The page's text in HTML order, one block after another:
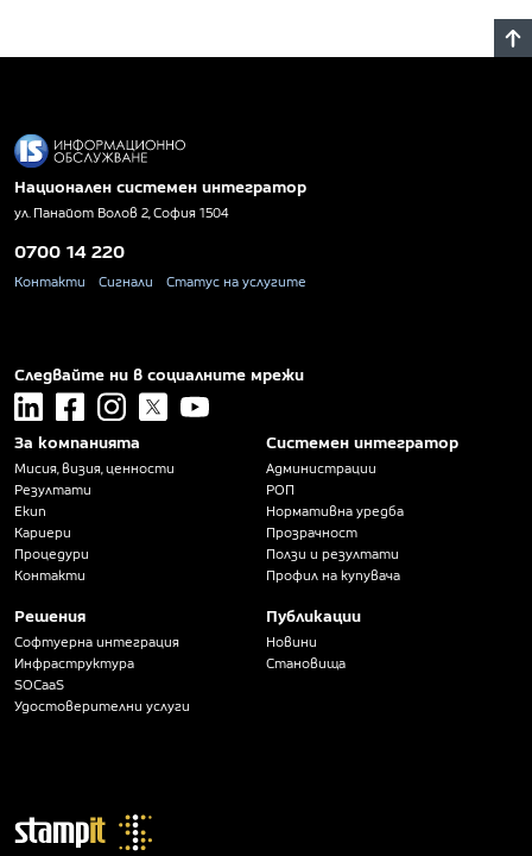
Национален системен интегратор
ул. Панайот Волов 2, София 1504
0700 14 220
Контакти Сигнали Статус на услугите
Следвайте ни в социалните мрежи
linkedin facebookinstagram
x youtube
За компанията
Мисия, визия, ценности
Резултати
Екип
Кариери
Процедури
Контакти
Решения
Софтуерна интеграция
Инфраструктура
SOCaaS
Удостоверителни услуги
Системен интегратор
Администрации
РОП
Нормативна уредба
Прозрачност
Ползи и резултати
Профил на купувача
Публикации
Новини
Становища